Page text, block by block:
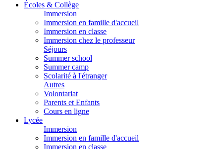
Écoles & Collège
Immersion
Immersion en famille d'accueil
Immersion en classe
Immersion chez le professeur
Séjours
Summer school
Summer camp
Scolarité à l'étranger
Autres
Volontariat
Parents et Enfants
Cours en ligne
Lycée
Immersion
Immersion en famille d'accueil
Immersion en classe